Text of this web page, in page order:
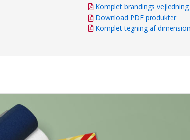
Komplet brandings vejledning
Download PDF produkter
Komplet tegning af